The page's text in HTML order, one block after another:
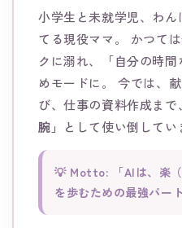
小学生と未就学児、わ
てる現役ママ。 かつて
クに溺れ、「自分の時
めモードに。 今では、
び、仕事の資料作成まで
腕」
として使い倒してい
💡 Motto: 「AIは、楽
を歩むための最強パート